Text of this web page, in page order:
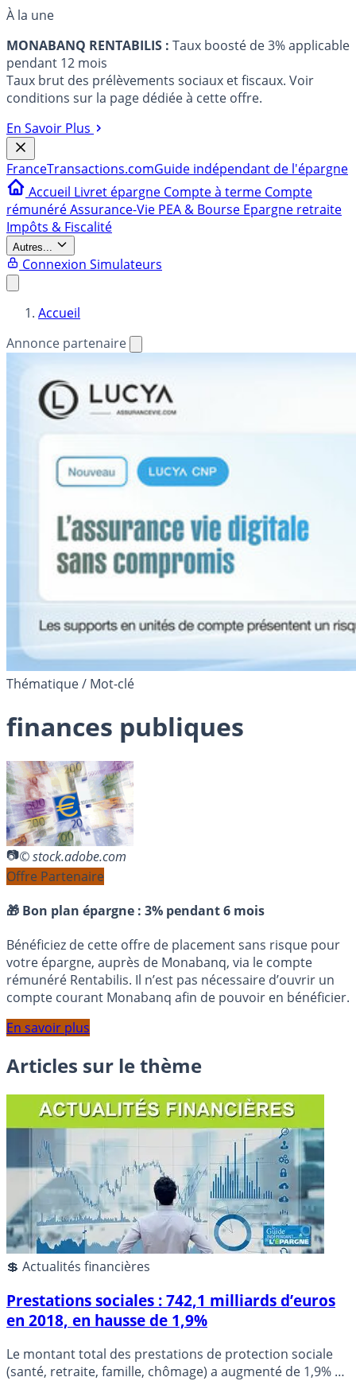
À la une
MONABANQ RENTABILIS : Taux boosté de 3% applicable
pendant 12 mois
Taux brut des prélèvements sociaux et fiscaux. Voir
conditions sur la page dédiée à cette offre.
En Savoir Plus
FranceTransactions.comGuide indépendant de l'épargne
Accueil Livret épargne Compte à terme Compte
rémunéréAssurance-Vie PEA & Bourse Epargne retraite
Impôts & Fiscalité
Autres...
Connexion Simulateurs
Accueil
Annonce partenaire
Thématique / Mot-clé
finances publiques
© stock.adobe.com
Offre Partenaire
🎁 Bon plan épargne : 3% pendant 6 mois
Bénéficiez de cette offre de placement sans risque pour
votre épargne, auprès de Monabanq, via le compte
rémunéré Rentabilis. Il n’est pas nécessaire d’ouvrir un
compte courant Monabanq afin de pouvoir en bénéficier.
En savoir plus
Articles sur le thème
💲 Actualités financières
Prestations sociales : 742,1 milliards d’euros
en 2018, en hausse de 1,9%
Le montant total des prestations de protection sociale
(santé, retraite, famille, chômage) a augmenté de 1,9% en